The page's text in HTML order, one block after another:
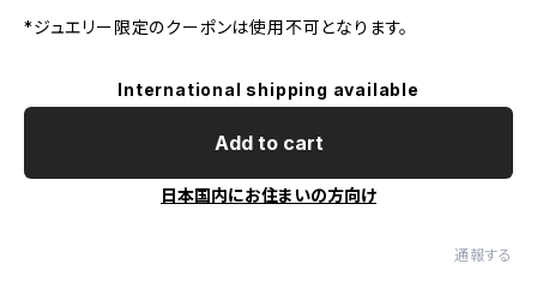
*ジュエリー限定のクーポンは使用不可となります。
International shipping available
Add to cart
日本国内にお住まいの方向け
通報する